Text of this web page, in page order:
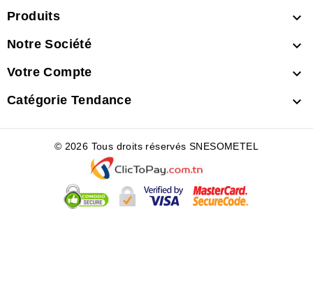
Produits 
Notre Société 
Votre Compte 
Catégorie Tendance 
© 2026 Tous droits réservés SNESOMETEL